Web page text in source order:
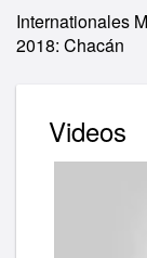
Internationales
2018: Chacán
Videos